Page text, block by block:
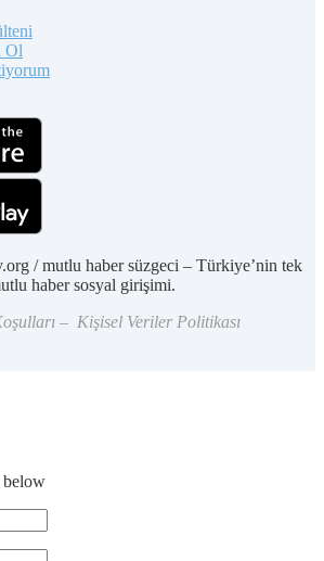
Ol
/ mutlu haber süzgeci – Türkiye’nin tek
haber sosyal girişimi.
– Kişisel Veriler Politikası
below